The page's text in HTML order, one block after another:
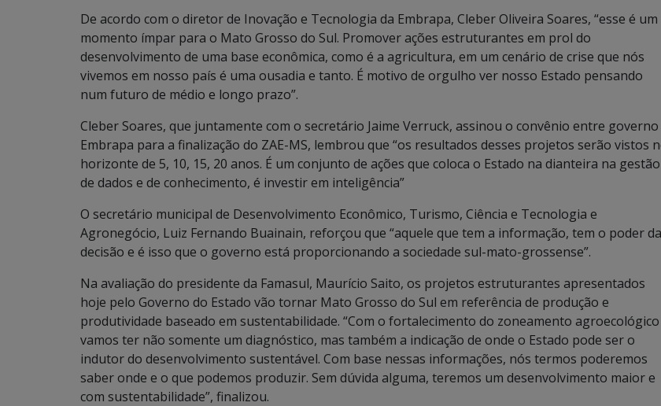
De acordo com o diretor de Inovação e Tecnologia da Embrapa, Cleber Oliveira Soares, “esse é um
momento ímpar para o Mato Grosso do Sul. Promover ações estruturantes em prol do
desenvolvimento de uma base econômica, como é a agricultura, em um cenário de crise que nós
vivemos em nosso país é uma ousadia e tanto. É motivo de orgulho ver nosso Estado pensando
num futuro de médio e longo prazo”.
Cleber Soares, que juntamente com o secretário Jaime Verruck, assinou o convênio entre governo
Embrapa para a finalização do ZAE-MS, lembrou que “os resultados desses projetos serão vistos
horizonte de 5, 10, 15, 20 anos. É um conjunto de ações que coloca o Estado na dianteira na gestão
de dados e de conhecimento, é investir em inteligência”
O secretário municipal de Desenvolvimento Econômico, Turismo, Ciência e Tecnologia e
Agronegócio, Luiz Fernando Buainain, reforçou que “aquele que tem a informação, tem o poder da
decisão e é isso que o governo está proporcionando a sociedade sul-mato-grossense”.
Na avaliação do presidente da Famasul, Maurício Saito, os projetos estruturantes apresentados
hoje pelo Governo do Estado vão tornar Mato Grosso do Sul em referência de produção e
produtividade baseado em sustentabilidade. “Com o fortalecimento do zoneamento agroecológico
vamos ter não somente um diagnóstico, mas também a indicação de onde o Estado pode ser o
indutor do desenvolvimento sustentável. Com base nessas informações, nós termos poderemos
saber onde e o que podemos produzir. Sem dúvida alguma, teremos um desenvolvimento maior e
com sustentabilidade”, finalizou.